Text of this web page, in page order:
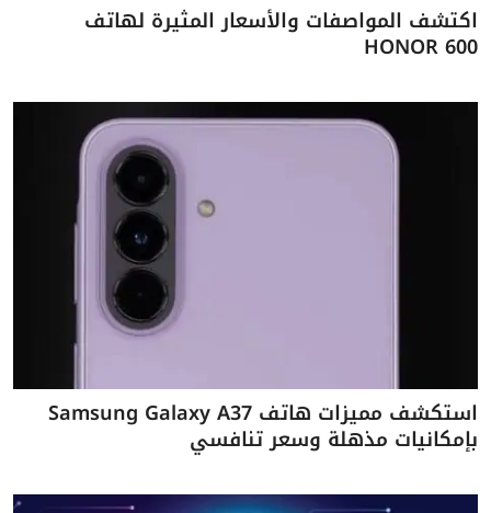
اكتشف المواصفات والأسعار المثيرة لهاتف
HONOR 600
استكشف مميزات هاتف Samsung Galaxy A37
بإمكانيات مذهلة وسعر تنافسي